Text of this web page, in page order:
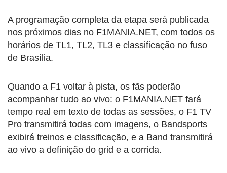
A programação completa da etapa será publicada
nos próximos dias no F1MANIA.NET, com todos os
horários de TL1, TL2, TL3 e classificação no fuso
de Brasília.
Quando a F1 voltar à pista, os fãs poderão
acompanhar tudo ao vivo: o F1MANIA.NET fará
tempo real em texto de todas as sessões, o F1 TV
Pro transmitirá todas com imagens, o Bandsports
exibirá treinos e classificação, e a Band transmitirá
ao vivo a definição do grid e a corrida.